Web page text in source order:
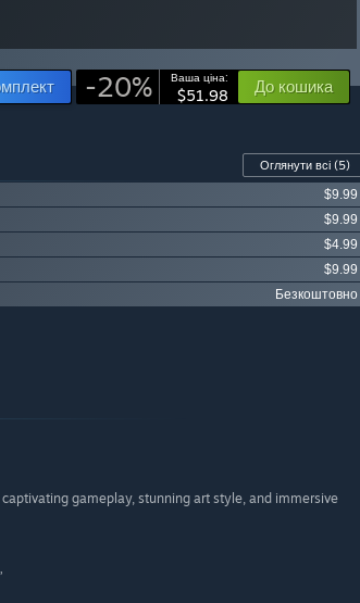
-20% Ваша ціна:
$51.98 До кошика
Оглянути всі (5)
$9.99
$9.99
$4.99
$9.99
Безкоштовно
gameplay, stunning art style, and immersive